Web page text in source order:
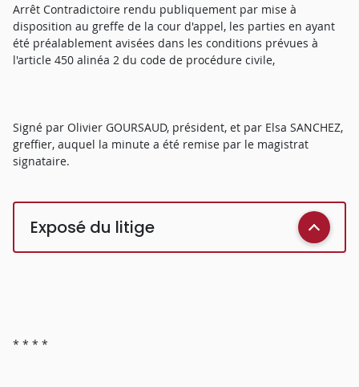
Arrêt Contradictoire rendu publiquement par mise à
disposition au greffe de la cour d'appel, les parties en ayant
été préalablement avisées dans les conditions prévues à
l'article 450 alinéa 2 du code de procédure civile,
Signé par Olivier GOURSAUD, président, et par Elsa SANCHEZ,
greffier, auquel la minute a été remise par le magistrat
signataire.
Exposé du litige
* * * *